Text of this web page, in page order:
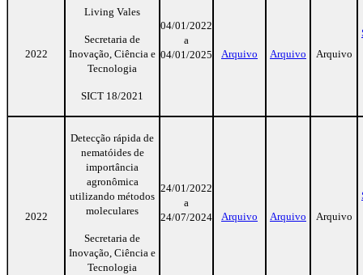
2022
Living Vales
Secretaria de
Inovação, Ciência e
Tecnologia
SICT 18/2021
04/01/2022
a
04/01/2025
Arquivo Arquivo Arquivo
2022
Detecção rápida de
nematóides de
importância
agronômica
utilizando métodos
moleculares
Secretaria de
Inovação, Ciência e
Tecnologia
24/01/2022
a
24/07/2024
Arquivo Arquivo Arquivo